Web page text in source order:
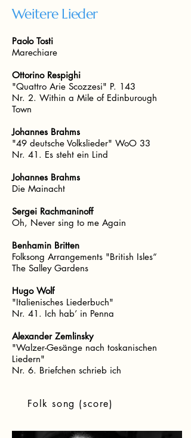
Weitere Lieder
Paolo Tosti
Marechiare
Ottorino Respighi
"Quattro Arie Scozzesi" P. 143
Nr. 2. Within a Mile of Edinburough
Town
Johannes Brahms
"49 deutsche Volkslieder" WoO 33
Nr. 41. Es steht ein Lind
Johannes Brahms
Die Mainacht
Sergei Rachmaninoff
Oh, Never sing to me Again
Benhamin Britten
Folksong Arrangements "British Isles“
The Salley Gardens
Hugo Wolf
"Italienisches Liederbuch"
Nr. 41. Ich hab’ in Penna
Alexander Zemlinsky
"Walzer-Gesänge nach toskanischen
Liedern"
Nr. 6. Briefchen schrieb ich
Folk song (score)